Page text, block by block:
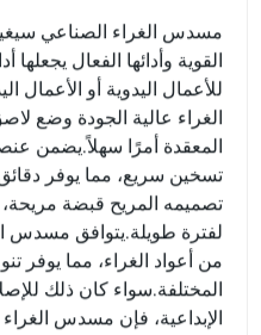
مسدس الغراء الصناعي سيغير
القوية وأدائها الفعال
للأعمال اليدوية أو
الغراء عالية الجودة وضع
المعقدة أمرًا سهلاً.يضمن
تسخين سريع، مما يوفر
تصميمه المريح قبضة مريحة،
لفترة طويلة.يتوافق مسدس
من أعواد الغراء، مما يوفر
المختلفة.سواء كان ذلك
الإبداعية، فإن مسدس الغراء